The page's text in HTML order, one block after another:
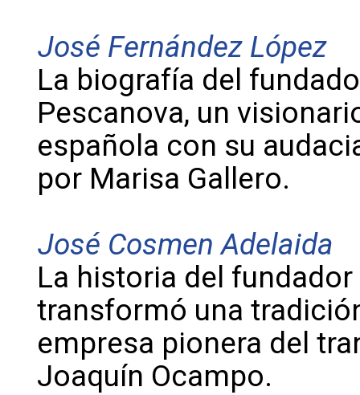
José Fernández López
La biografía del
Pescanova, un
española con su
por Marisa Gallero.
José Cosmen Adelaida
La historia del
transformó una
empresa pionera del
Joaquín Ocampo.